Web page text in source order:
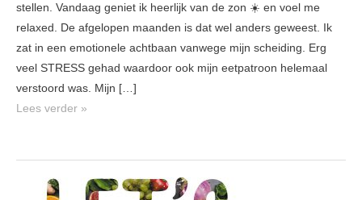
stellen. Vandaag geniet ik heerlijk van de zon ☀️ en voel me
relaxed. De afgelopen maanden is dat wel anders geweest. Ik
zat in een emotionele achtbaan vanwege mijn scheiding. Erg
veel STRESS gehad waardoor ook mijn eetpatroon helemaal
verstoord was. Mijn […]
Lees verder »